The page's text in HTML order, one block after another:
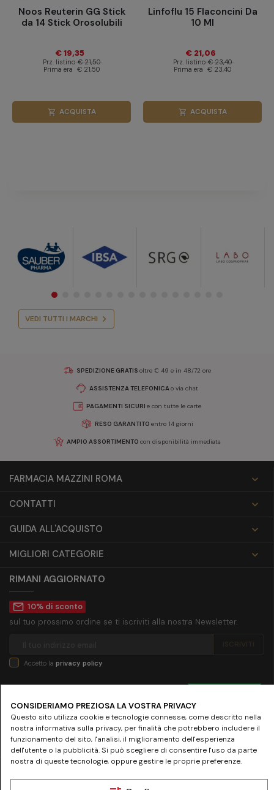
Noos Reuterin GG Stick
da 14 Stick Orosolubili
€ 19,35
Prz. listino € 21,50
Prima era € 21,50
shopping_cart ACQUISTA
Linfoflu 15 Flaconcini Da
10 Ml
€ 21,06
Prz. listino € 23,40
Prima era € 23,40
shopping_cart ACQUISTA
VEDI TUTTI I MARCHI
SPEDIZIONE GRATIS oltre € 49 e in 48/72 ore
ASSISTENZA TELEFONICAo via chat
PAGAMENTI SICURI e con tutte le carte
RESO GARANTITO entro 14 giorni
AMPIO ASSORTIMENTO con disponibilità immediata
FARMACIA MAZZINI ROMA

CONTATTI

GUIDA ALL'ACQUISTO

MIGLIORI CATEGORIE

RIMANI AGGIORNATO
mail_outline 10% di sconto
sul tuo prossimo ordine se ti iscriviti alla nostra Newsletter.
Accetto la privacy policy
CONSIDERIAMO PREZIOSA LA VOSTRA PRIVACY
Questo sito utilizza cookie e tecnologie connesse, come descritto nella
nostra informativa sulla privacy, per finalità che potrebbero includere il
funzionamento del sito, l'analisi, il miglioramento dell'esperienza
dell'utente o la pubblicità. Si può scegliere di consentire l'uso da parte
nostra di queste tecnologie, oppure gestire le proprie preferenze.